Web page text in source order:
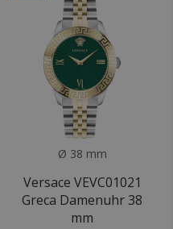
Ø 38 mm
Versace VEVC01021
Greca Damenuhr 38
mm